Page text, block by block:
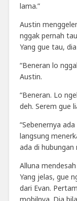
lama.”
Austin
nggak pernah
Yang gue tau,
“Beneran lo
Austin.
“Beneran. Lo
deh. Serem gue
“Sebenernya
langsung
ada di hubungan
Alluna
Yang jelas, gue
dari Evan.